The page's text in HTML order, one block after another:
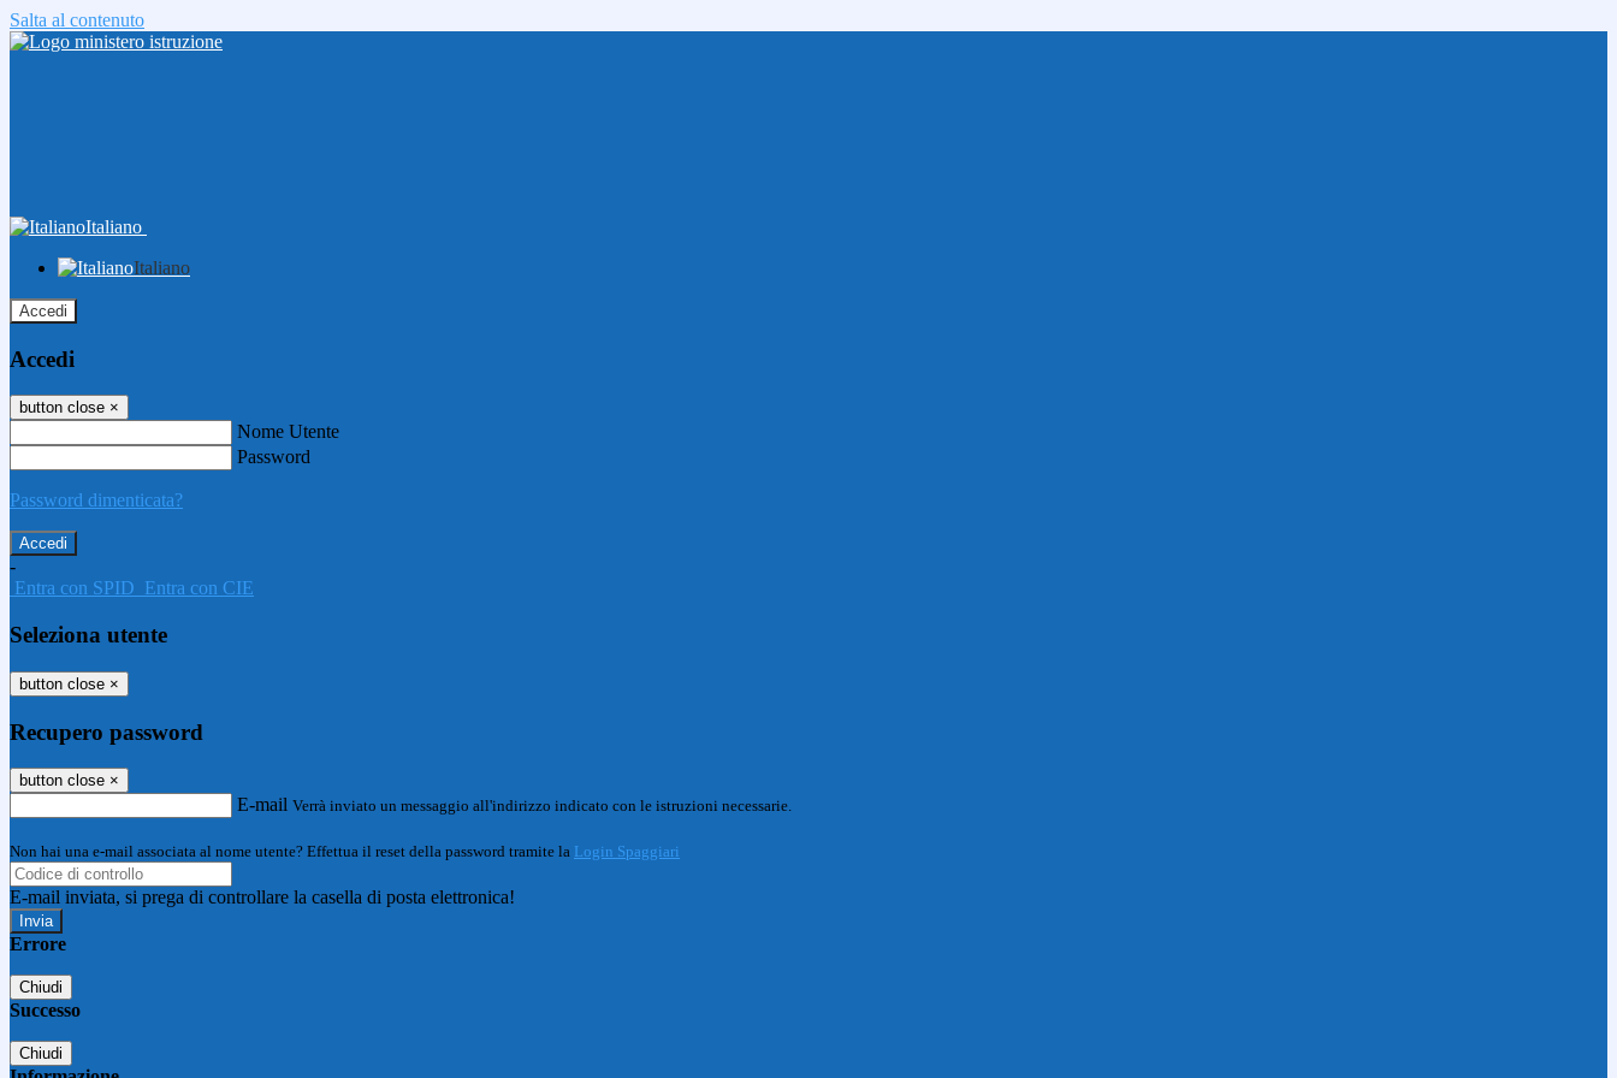
Salta al contenuto
Italiano
Italiano
Accedi
Accedi
button close ×
Nome Utente
Password
Password dimenticata?
-
Entra con SPID Entra con CIE
Seleziona utente
button close ×
Recupero password
button close ×
E-mail Verrà inviato un messaggio all'indirizzo indicato con le istruzioni necessarie.
Non hai una e-mail associata al nome utente? Effettua il reset della password tramite la Login Spaggiari
E-mail inviata, si prega di controllare la casella di posta elettronica!
Errore
Chiudi
Successo
Chiudi